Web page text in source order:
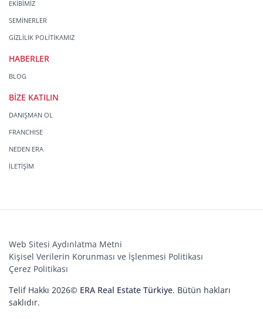
EKİBİMİZ
SEMİNERLER
GİZLİLİK POLİTİKAMIZ
HABERLER
BLOG
BİZE KATILIN
DANIŞMAN OL
FRANCHISE
NEDEN ERA
İLETİŞİM
Web Sitesi Aydınlatma Metni
Kişisel Verilerin Korunması ve İşlenmesi Politikası
Çerez Politikası
Telif Hakkı 2026© ERA Real Estate Türkiye. Bütün hakları
saklıdır.